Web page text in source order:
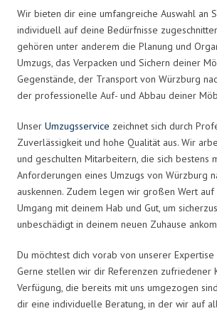
Wir bieten dir eine umfangreiche Auswahl an
individuell auf deine Bedürfnisse
gehören unter anderem die Planung und
Umzugs, das Verpacken und Sichern deiner
Gegenstände, der Transport von Würzburg
der professionelle Auf- und Abbau deiner
Unser Umzugsservice zeichnet sich durch
Zuverlässigkeit und hohe Qualität aus. Wir
und geschulten Mitarbeitern, die sich bestens
Anforderungen eines Umzugs von Würzburg
auskennen. Zudem legen wir großen Wert auf
Umgang mit deinem Hab und Gut, um
unbeschädigt in deinem neuen Zuhause
Du möchtest dich vorab von unserer
Gerne stellen wir dir Referenzen zufriedener
Verfügung, die bereits mit uns umgezogen
dir eine individuelle Beratung, in der wir auf